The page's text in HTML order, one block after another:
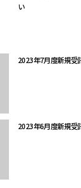
い
2023年7月度新規受
2023年6月度新規受